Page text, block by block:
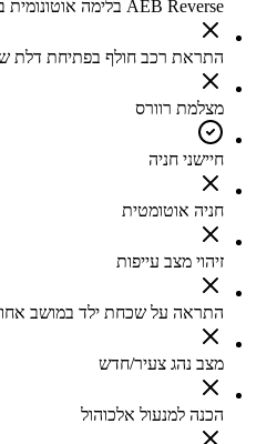
AEB Reverse בלימה אוטונומית בנסיעה לאחור
התראת רכב חולף בפתיחת דלת
מצלמת רוורס
חיישני חניה
חניה אוטומטית
זיהוי מצב עייפות
התראה על שכחת ילד במושב
מצב נהג צעיר/חדש
הכנה למנעול אלכוהול